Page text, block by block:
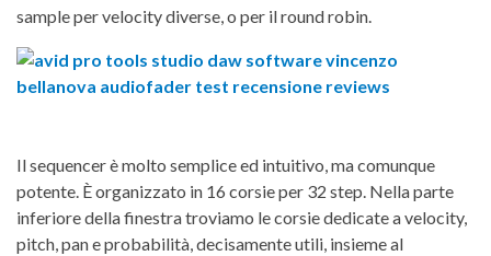
sample per velocity diverse, o per il round robin.
Il sequencer è molto semplice ed intuitivo, ma comunque
potente. È organizzato in 16 corsie per 32 step. Nella parte
inferiore della finestra troviamo le corsie dedicate a velocity,
pitch, pan e probabilità, decisamente utili, insieme al